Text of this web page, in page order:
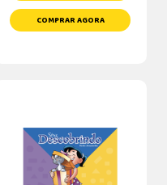
COMPRAR AGORA